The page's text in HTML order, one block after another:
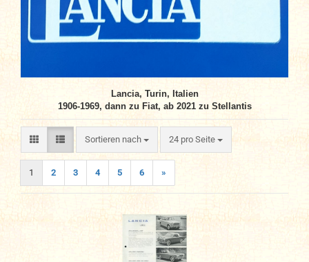
Lancia, Turin, Italien
1906-1969, dann zu Fiat, ab 2021 zu Stellantis
Sortieren nach
Sortieren nach 24 pro Seite
pro Seite
1 2 3 4 5 6 »